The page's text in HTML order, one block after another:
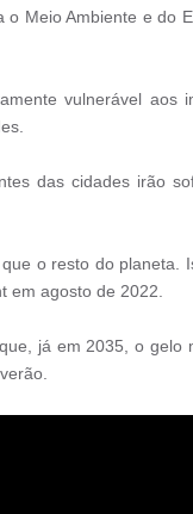
Meio Ambiente e do
vulnerável aos
das cidades irão
o resto do planeta.
em agosto de 2022.
já em 2035, o